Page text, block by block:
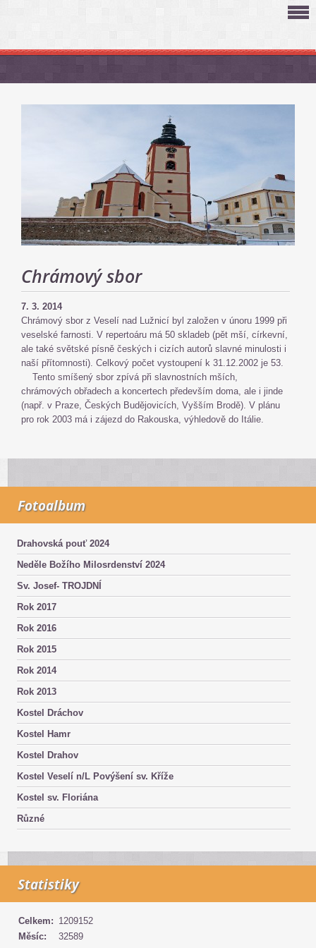
Chrámový sbor
7. 3. 2014
Chrámový sbor z Veselí nad Lužnicí byl založen v únoru 1999 při
veselské farnosti. V repertoáru má 50 skladeb (pět mší, církevní,
ale také světské písně českých i cizích autorů slavné minulosti i
naší přítomnosti). Celkový počet vystoupení k 31.12.2002 je 53.
Tento smíšený sbor zpívá při slavnostních mších,
chrámových obřadech a koncertech především doma, ale i jinde
(např. v Praze, Českých Budějovicích, Vyšším Brodě). V plánu
pro rok 2003 má i zájezd do Rakouska, výhledově do Itálie.
Fotoalbum
Drahovská pouť 2024
Neděle Božího Milosrdenství 2024
Sv. Josef- TROJDNÍ
Rok 2017
Rok 2016
Rok 2015
Rok 2014
Rok 2013
Kostel Dráchov
Kostel Hamr
Kostel Drahov
Kostel Veselí n/L Povýšení sv. Kříže
Kostel sv. Floriána
Různé
Statistiky
Celkem: 1209152
Měsíc:
32589